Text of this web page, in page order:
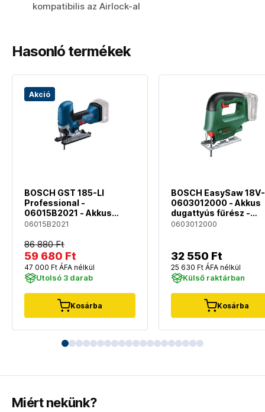
kompatibilis az Airlock-al
Hasonló termékek
Akció
BOSCH GST 185-LI
Professional -
06015B2021 - Akkus
dugattyús fűrész -
nélkül
06015B2021
86 880 Ft
59 680 Ft
47 000 Ft ÁFA nélkül
Utolsó 3 darab
Kosárba
BOSCH EasySaw
0603012000 - Akkus
dugattyús fűrész -
akkumulátor és töltő
0603012000
32 550 Ft
25 630 Ft ÁFA nélkül
Külső raktárban
Kosárba
Miért nekünk?